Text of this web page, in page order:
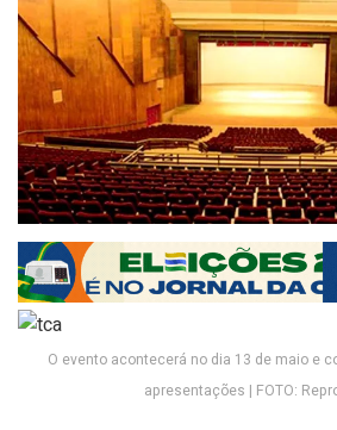
O evento acontecerá no dia 13 de maio e
apresentações | FOTO: